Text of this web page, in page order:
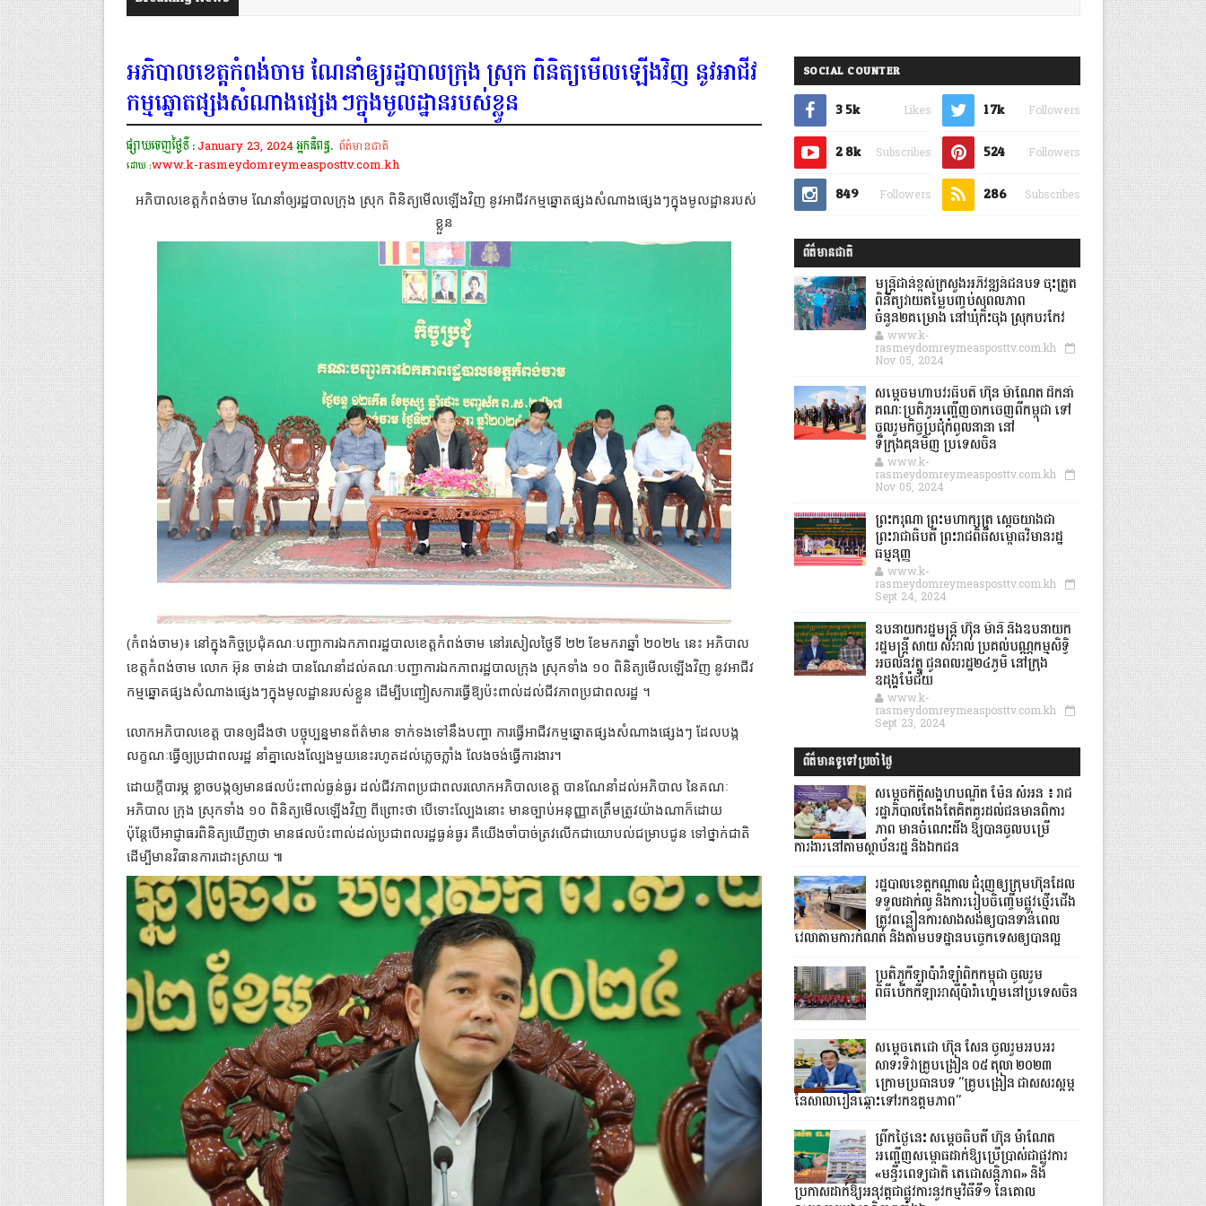
អភិបាលខេត្តកំពង់ចាម ណែនាំឲ្យរដ្ឋបាលក្រុង ស្រុក ពិនិត្យមើលឡើងវិញ នូវអាជីវ
កម្មឆ្នោតផ្សងសំណាងផ្សេងៗក្នុងមូលដ្ឋានរបស់ខ្លួន
ផ្សាយចេញថ្ងៃទី :January 23, 2024អ្នកនិពន្ធ. ព័ត៌មានជាតិ
ដោយ :www.k-rasmeydomreymeasposttv.com.kh
អភិបាលខេត្តកំពង់ចាម ណែនាំឲ្យរដ្ឋបាលក្រុង ស្រុក ពិនិត្យមើលឡើងវិញ នូវអាជីវកម្មឆ្នោតផ្សងសំណាងផ្សេងៗក្នុងមូលដ្ឋានរបស់
ខ្លួន
(កំពង់ចាម)៖ នៅក្នុងកិច្ចប្រជុំគណៈបញ្ជាការឯកភាពរដ្ឋបាលខេត្តកំពង់ចាម នៅរសៀលថ្ងៃទី ២២ ខែមករាឆ្នាំ ២០២៤ នេះ អភិបាល
ខេត្តកំពង់ចាម លោក អ៊ុន ចាន់ដា បានណែនាំដល់គណៈបញ្ជាការឯកភាពរដ្ឋបាលក្រុង ស្រុកទាំង ១០ ពិនិត្យមើលឡើងវិញ នូវអាជីវ
កម្មឆ្នោតផ្សងសំណាងផ្សេងៗក្នុងមូលដ្ឋានរបស់ខ្លួន ដើម្បីបញ្ជៀសការធ្វើឱ្យប៉ះពាល់ដល់ជីវភាពប្រជាពលរដ្ឋ ។
លោកអភិបាលខេត្ត បានឲ្យដឹងថា បច្ចុប្បន្នមានព័ត៌មាន ទាក់ទងទៅនឹងបញ្ហា ការធ្វើអាជីវកម្មឆ្នោតផ្សងសំណាងផ្សេងៗ ដែលបង្ក
លក្ខណៈធ្វើឲ្យប្រជាពលរដ្ឋ នាំគ្នាលេងល្បែងមួយនេះរហូតដល់ភ្លេចភ្លាំង លែងចង់ធ្វើការងារ។
ដោយក្តីបារម្ភ ខ្លាចបង្កឲ្យមានផលប៉ះពាល់ធ្ងន់ធ្ងរ ដល់ជីវភាពប្រជាពលរលោកអភិបាលខេត្ត បានណែនាំដល់អភិបាល នៃគណៈ
អភិបាល ក្រុង ស្រុកទាំង ១០ ពិនិត្យមើលឡើងវិញ ពីព្រោះថា បើទោះល្បែងនោះ មានច្បាប់អនុញ្ញាតត្រឹមត្រូវយ៉ាងណាក៏ដោយ
ប៉ុន្តែបើអាជ្ញាធរពិនិត្យឃើញថា មានផលប៉ះពាល់ដល់ប្រជាពលរដ្ឋធ្ងន់ធ្ងរ គឺយើងចាំបាច់ត្រវលើកជាយោបល់ជម្រាបជូន ទៅថ្នាក់ជាតិ
ដើម្បីមានវិធានការដោះស្រាយ ៕
SOCIAL COUNTER
3.5k Likes 1.7k Followers
2.8k Subscribes 524 Followers
849 Followers 286 Subscribes
ព័ត៌មានជាតិ
មន្ត្រីជាន់ខ្ពស់ក្រសួងអភិវឌ្ឍន៍ជនបទ ចុះត្រួត
ពិនិត្យវាយតម្លៃបញ្ចប់សុពលភាព
ចំនួន២គម្រោង នៅឃុំកិះចុង ស្រុកបរកែវ
www.k-
rasmeydomreymeasposttv.com.kh
Nov 05, 2024
សម្តេចមហាបវរធិបតី ហ៊ុន ម៉ាណែត ដឹកនាំ
គណៈប្រតិភូអញ្ជើញចាកចេញពីកម្ពុជា ទៅ
ចូលរួមកិច្ចប្រជុំកំពូលនានា នៅ
ទីក្រុងគុនមិញ ប្រទេសចិន
www.k-
rasmeydomreymeasposttv.com.kh
Nov 05, 2024
ព្រះករុណា ព្រះមហាក្សត្រ ស្តេចយាងជា
ព្រះរាជាធិបតី ព្រះរាជពិធីសម្ពោធវិមានរដ្ឋ
ធម្មនុញ្ញ
www.k-
rasmeydomreymeasposttv.com.kh
Sept 24, 2024
ឧបនាយករដ្ឋមន្ដ្រី ហ៊ុន ម៉ានី និងឧបនាយក
រដ្ឋមន្ដ្រី សាយ សំអាល់ ប្រគល់បណ្ណកម្មសិទ្ធិ
អចលនវត្ថុ ជូនពលរដ្ឋ២៤ភូមិ នៅក្រុង
ឧដុង្គម៉ែជ័យ
www.k-
rasmeydomreymeasposttv.com.kh
Sept 23, 2024
ព័ត៌មានទូទៅប្រចាំថ្ងៃ
សម្តេចកិត្តិសង្គហបណ្ឌិត ម៉ែន សំអន ៖ រាជ
រដ្ឋាភិបាលតែងតែគិតគូរដល់ជនមានពិការ
ភាព មានចំណេះដឹង ឱ្យបានចូលបម្រើ
ការងារនៅតាមស្ថាប័នរដ្ឋ និងឯកជន
រដ្ឋបាលខេត្តកណ្ដាល ជំរុញឲ្យក្រុមហ៊ុនដែល
ទទួលដាក់លូ និងការរៀបចិញ្ចើមផ្លូវថ្មើរជើង
ត្រូវពន្លឿនការសាងសង់ឲ្យបានទាន់ពេល
វេលាតាមការកំណត់ និងតាមបទដ្ឋានបច្ចេកទេសឲ្យបានល្អ
ប្រតិភូកីឡាប៉ារ៉ាឡាំពិកកម្ពុជា ចូលរួម
ពិធីបើកកីឡាអាស៊ីប៉ារ៉ាហ្គេមនៅប្រទេសចិន
សម្តេចតេជោ ហ៊ុន សែន ចូលរួមអបអរ
សាទរទិវាគ្រូបង្រៀន ០៥ តុលា ២០២៣
ក្រោមប្រធានបទ "គ្រូបង្រៀន ជាសសរស្តម្ភ
នៃសាលារៀនឆ្ពោះទៅរកឧត្តមភាព"
ព្រឹកថ្ងៃនេះ សម្តេចធិបតី ហ៊ុន ម៉ាណែត
អញ្ជើញសម្ពោធដាក់ឱ្យប្រើប្រាស់ជាផ្លូវការ
«មន្ទីរពេទ្យជាតិ តេជោសន្តិភាព» និង
ប្រកាសដាក់ឱ្យ​អនុវត្តជាផ្លូវការនូវកម្មវិធីទី១ នៃគោល